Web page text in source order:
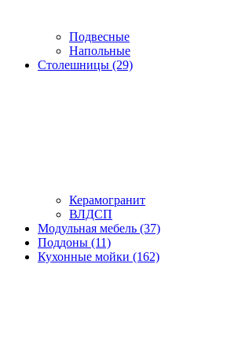
Подвесные
Напольные
Столешницы (29)
Керамогранит
ВЛДСП
Модульная мебель (37)
Поддоны (11)
Кухонные мойки (162)